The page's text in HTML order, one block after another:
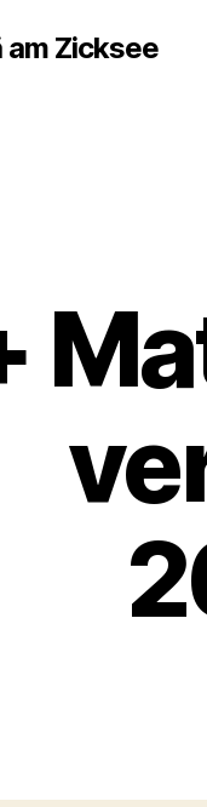
am Zicksee